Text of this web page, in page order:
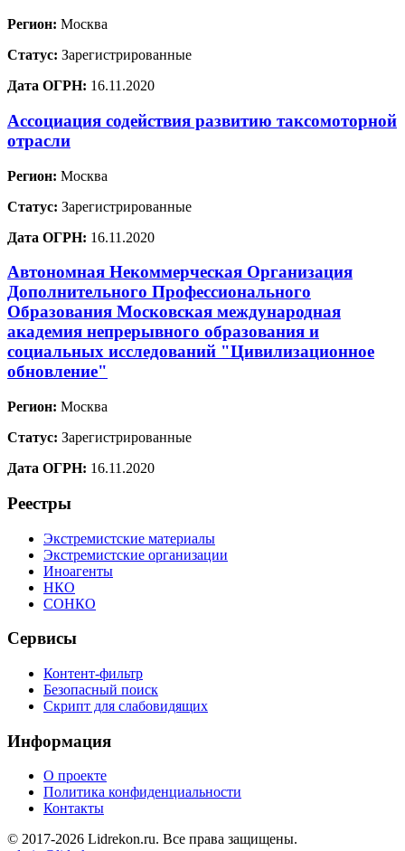
Регион: Москва
Статус: Зарегистрированные
Дата ОГРН: 16.11.2020
Ассоциация содействия развитию таксомоторной
отрасли
Регион: Москва
Статус: Зарегистрированные
Дата ОГРН: 16.11.2020
Автономная Некоммерческая Организация
Дополнительного Профессионального
Образования Московская международная
академия непрерывного образования и
социальных исследований "Цивилизационное
обновление"
Регион: Москва
Статус: Зарегистрированные
Дата ОГРН: 16.11.2020
Реестры
Экстремистские материалы
Экстремистские организации
Иноагенты
НКО
СОНКО
Сервисы
Контент-фильтр
Безопасный поиск
Скрипт для слабовидящих
Информация
О проекте
Политика конфиденциальности
Контакты
© 2017-2026 Lidrekon.ru. Все права защищены.